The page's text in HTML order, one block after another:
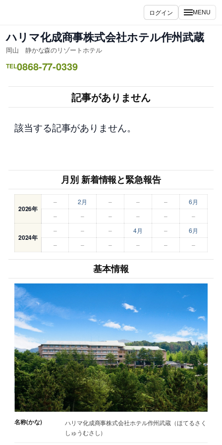
ス
キ
ッ
ログイン MENU
ハリマ化成商事株式会社ホテル作州武蔵
岡山 静かな森のリゾートホテル
TEL0868-77-0339
記事がありません
該当する記事がありません。
月別 新着情報と緊急報告
2026年
– 2月 – – –
6月
–
– – – – –
2024年
– – – 4月 –
6月
–
– – – – –
基本情報
名称(かな)
ハリマ化成商事株式会社ホテル作州武蔵（ほてるさく
しゅうむさし）